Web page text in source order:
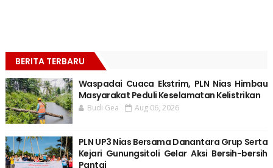
BERITA TERBARU
Waspadai Cuaca Ekstrim, PLN Nias Himbau
Masyarakat Peduli Keselamatan Kelistrikan
Budi Gea Aug 06, 2026
PLN UP3 Nias Bersama Danantara Grup Serta
Kejari Gunungsitoli Gelar Aksi Bersih-bersih
Pantai